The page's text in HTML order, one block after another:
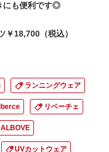
にも便利です◎
￥18,700（税込）
ランニングウェア
リベーチェ
ALBOVE
UVカットウェア